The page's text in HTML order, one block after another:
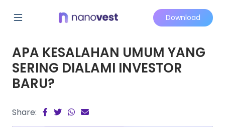
Download
APA KESALAHAN UMUM YANG
SERING DIALAMI INVESTOR
BARU?
Share: